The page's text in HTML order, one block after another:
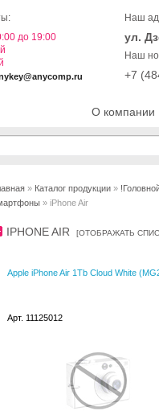
О компании
до 19:00
Наш
ул.
Наш
+7
» Каталог продукции »
» iPhone Air
IPHONE AIR [ОТОБРАЖАТЬ
Apple iPhone Air 1Tb Cloud White
Арт. 11125012